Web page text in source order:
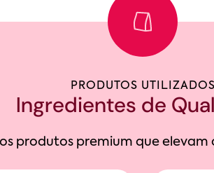
PRODUTOS UTILIZADOS
Ingredientes de
produtos premium que elevam